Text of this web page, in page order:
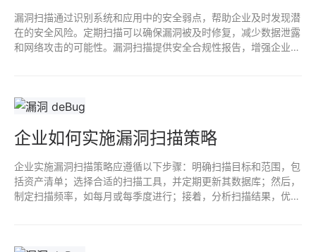
漏洞扫描通过识别系统和应用中的安全弱点，帮助企业及时发现潜
在的安全风险。定期扫描可以确保漏洞被及时修复，减少数据泄露
和网络攻击的可能性。漏洞扫描提供安全合规性报告，增强企业对
企业如何实施漏洞扫描策略
企业实施漏洞扫描策略应遵循以下步骤：明确扫描目标和范围，包
括资产清单；选择合适的扫描工具，并定期更新其数据库；然后，
制定扫描频率，如每月或每季度进行；接着，分析扫描结果，优先